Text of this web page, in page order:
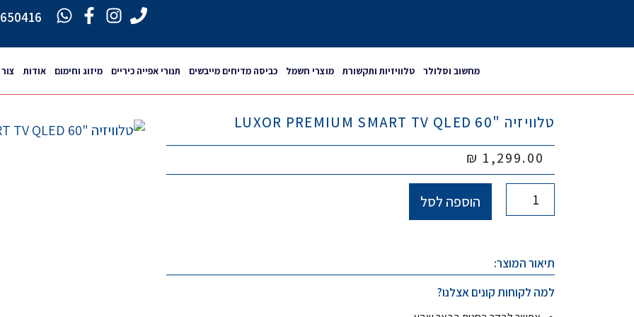
מחשוב וסלולר טלוויזיות ותקשורת מוצרי חשמל כביסה מדיחים מייבשים תנורי אפייה כיריים מיזוג וחימום אודות
טלוויזיה "LUXOR PREMIUM SMART TV QLED 60
1,299.00
₪
הוספה לסל
תיאור המוצר:
למה לקוחות קונים אצלנו?